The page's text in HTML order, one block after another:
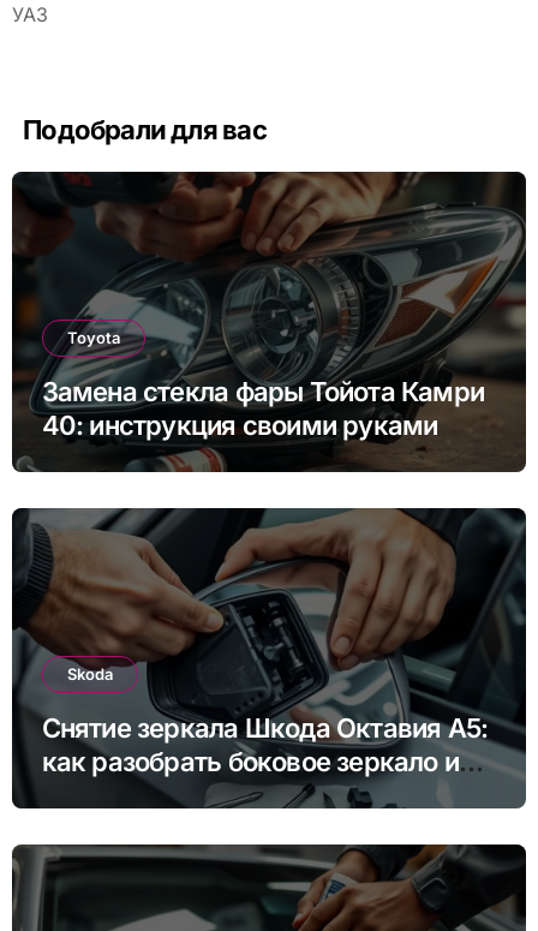
УАЗ
Подобрали для вас
Toyota
Замена стекла фары Тойота Камри
40: инструкция своими руками
Skoda
Снятие зеркала Шкода Октавия А5:
как разобрать боковое зеркало и
снять зеркальный элемент своими